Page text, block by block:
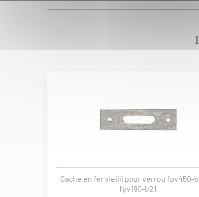
Gache en fer vieilli pour verrou fpv450-
fpv190-b21